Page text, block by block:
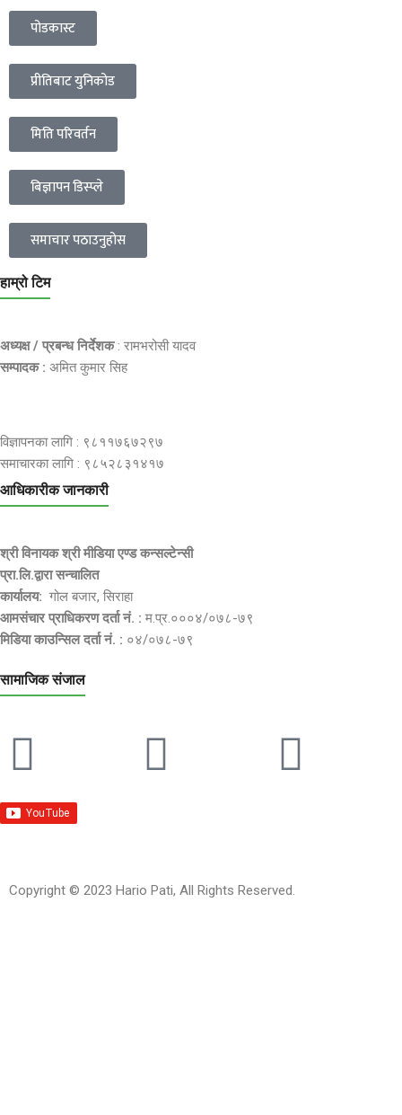
पोडकास्ट
प्रीतिबाट युनिकोड
मिति परिवर्तन
बिज्ञापन डिस्प्ले
समाचार पठाउनुहोस
हाम्रो टिम
अध्यक्ष / प्रबन्ध निर्देशक: रामभरोसी यादव
सम्पादक : अमित कुमार सिह
विज्ञापनका लागि : ९८११७६७२९७
समाचारका लागि : ९८५२८३१४१७
आधिकारीक जानकारी
श्री विनायक श्री मीडिया एण्ड कन्सल्टेन्सी
प्रा.लि.द्वारा सन्चालित
कार्यालय: गोल बजार, सिराहा
आमसंचार प्राधिकरण दर्ता नं. : म.प्र.०००४/०७८-७९
मिडिया काउन्सिल दर्ता नं. : ०४/०७८-७९
सामाजिक संजाल
Copyright © 2023 Hario Pati, All Rights Reserved.